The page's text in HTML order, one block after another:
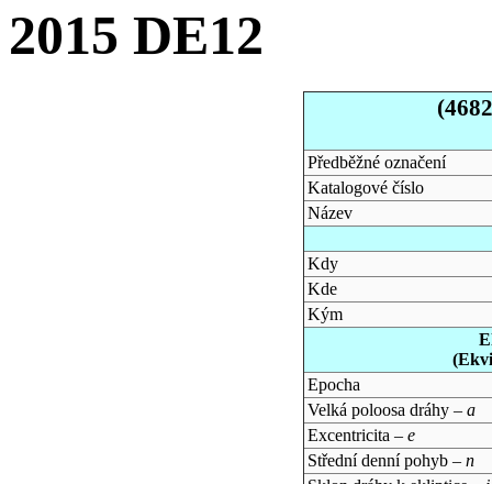
2015 DE12
Předběžné označení
Katalogové číslo
Název
Kdy
Kde
Kým
Epocha
Velká poloosa dráhy – a
Excentricita – e
Střední denní pohyb – n